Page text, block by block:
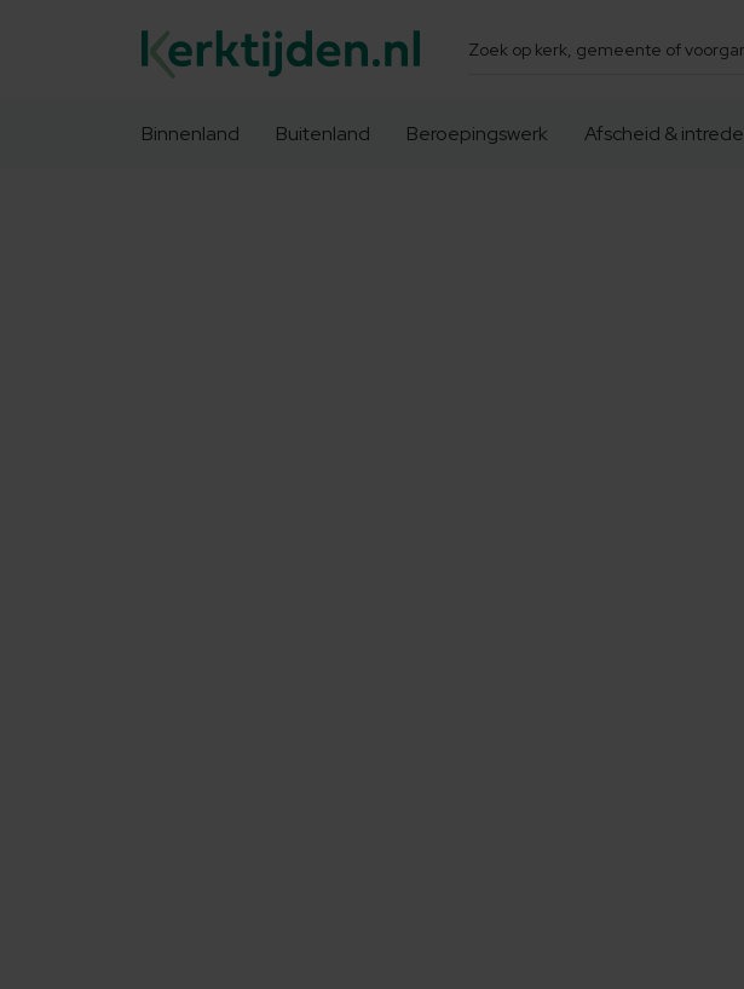
Zoeken
Binnenland Buitenland Beroepingswerk Afscheid & intrede